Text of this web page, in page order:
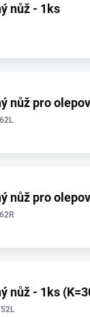
nůž - 1ks
nůž pro
nůž pro
nůž - 1ks